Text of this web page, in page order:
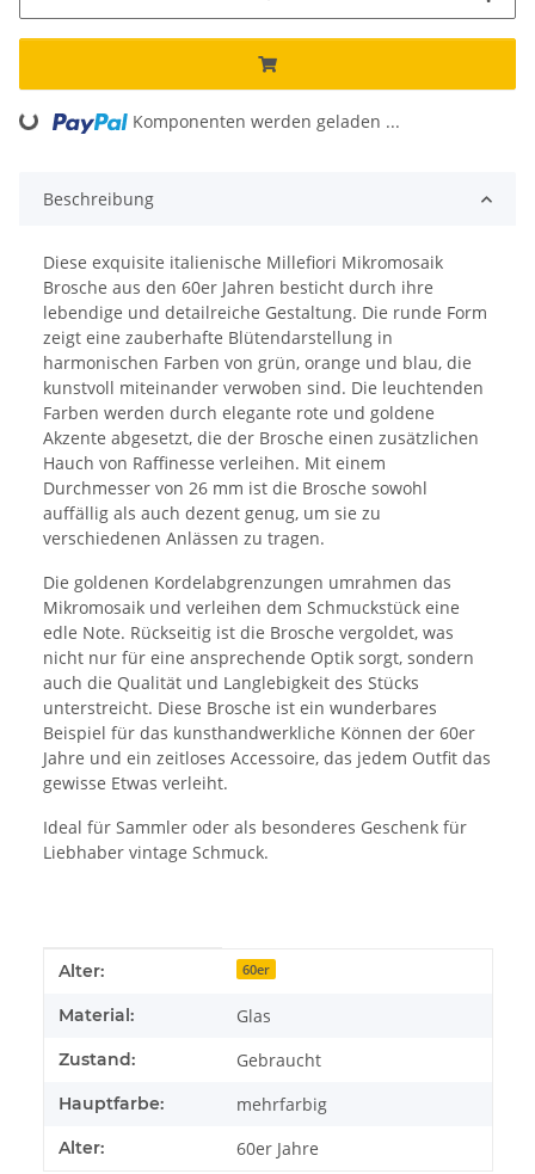
Loading... Komponenten werden geladen ...
Beschreibung
Diese exquisite italienische Millefiori Mikromosaik
Brosche aus den 60er Jahren besticht durch ihre
lebendige und detailreiche Gestaltung. Die runde Form
zeigt eine zauberhafte Blütendarstellung in
harmonischen Farben von grün, orange und blau, die
kunstvoll miteinander verwoben sind. Die leuchtenden
Farben werden durch elegante rote und goldene
Akzente abgesetzt, die der Brosche einen zusätzlichen
Hauch von Raffinesse verleihen. Mit einem
Durchmesser von 26 mm ist die Brosche sowohl
auffällig als auch dezent genug, um sie zu
verschiedenen Anlässen zu tragen.
Die goldenen Kordelabgrenzungen umrahmen das
Mikromosaik und verleihen dem Schmuckstück eine
edle Note. Rückseitig ist die Brosche vergoldet, was
nicht nur für eine ansprechende Optik sorgt, sondern
auch die Qualität und Langlebigkeit des Stücks
unterstreicht. Diese Brosche ist ein wunderbares
Beispiel für das kunsthandwerkliche Können der 60er
Jahre und ein zeitloses Accessoire, das jedem Outfit das
gewisse Etwas verleiht.
Ideal für Sammler oder als besonderes Geschenk für
Liebhaber vintage Schmuck.
Produkteigenschaft
Wert
Alter: 60er
Material: Glas
Zustand: Gebraucht
Hauptfarbe: mehrfarbig
Alter: 60er Jahre